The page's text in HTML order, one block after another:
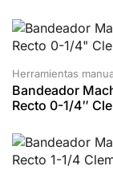
Herramientas
Bandeador
Recto 0-1/4″